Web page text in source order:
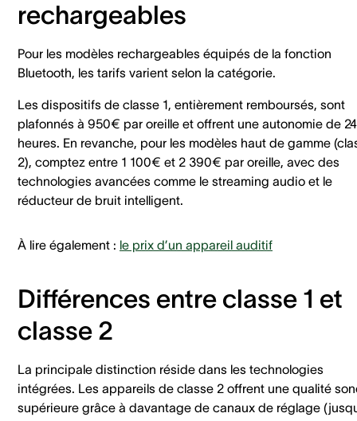
rechargeables
Pour les modèles rechargeables équipés de la fonction
Bluetooth, les tarifs varient selon la catégorie.
Les dispositifs de classe 1, entièrement remboursés, sont
plafonnés à 950€ par oreille et offrent une autonomie de 24
heures. En revanche, pour les modèles haut de gamme
2), comptez entre 1 100€ et 2 390€ par oreille, avec des
technologies avancées comme le streaming audio et le
réducteur de bruit intelligent.
À lire également : le prix d’un appareil auditif
Différences entre classe 1 et
classe 2
La principale distinction réside dans les technologies
intégrées. Les appareils de classe 2 offrent une qualité
supérieure grâce à davantage de canaux de réglage